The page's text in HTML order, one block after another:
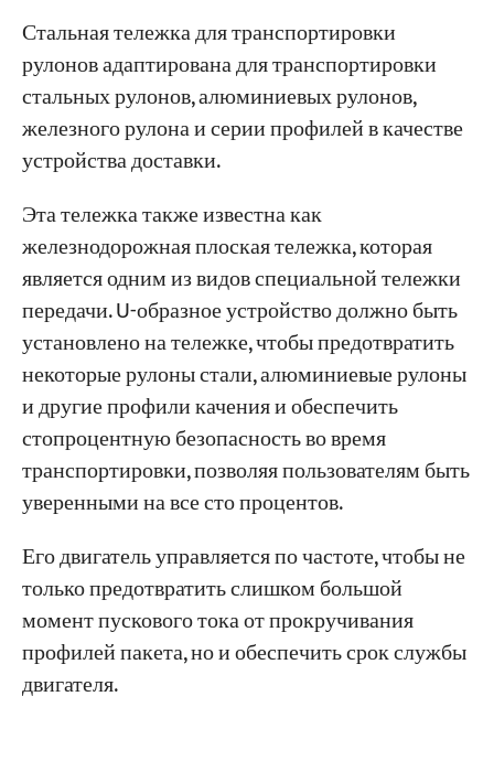
Стальная тележка для транспортировки
рулонов адаптирована для транспортировки
стальных рулонов, алюминиевых рулонов,
железного рулона и серии профилей в качестве
устройства доставки.
Эта тележка также известна как
железнодорожная плоская тележка, которая
является одним из видов специальной тележки
передачи. U-образное устройство должно быть
установлено на тележке, чтобы предотвратить
некоторые рулоны стали, алюминиевые рулоны
и другие профили качения и обеспечить
стопроцентную безопасность во время
транспортировки, позволяя пользователям быть
уверенными на все сто процентов.
Его двигатель управляется по частоте, чтобы не
только предотвратить слишком большой
момент пускового тока от прокручивания
профилей пакета, но и обеспечить срок службы
двигателя.